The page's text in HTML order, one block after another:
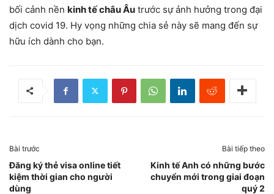
bối cảnh nền kinh tế châu Âu trước sự ảnh hưởng trong đại
dịch covid 19. Hy vọng những chia sẻ này sẽ mang đến sự
hữu ích dành cho bạn.
Bài trước
Đăng ký thẻ visa online tiết
kiệm thời gian cho người
dùng
Bài tiếp theo
Kinh tế Anh có những bước
chuyển mới trong giai đoạn
quý 2